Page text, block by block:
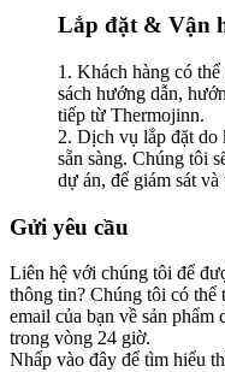
Lắp đặt & Vận
1. Khách hàng có
sách hướng dẫn,
tiếp từ Thermojinn.
2. Dịch vụ lắp đặt do
sẵn sàng. Chúng tôi
dự án, để giám sát
Gửi yêu cầu
Liên hệ với chúng tôi để
thông tin? Chúng tôi có thể
email của bạn về sản phẩm
trong vòng 24 giờ.
Nhấp vào đây để tìm hiểu